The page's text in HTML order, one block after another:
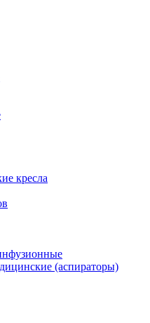
кресла
(аспираторы)